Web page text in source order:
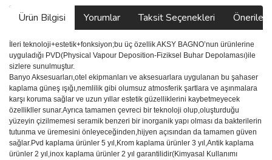
Ürün Bilgisi Yorumlar Taksit Seçenekleri
İleri teknoloji+estetik+fonksiyon;bu üç özellik AKSY BAGNO’nun ürünlerine
uyguladığı PVD(Physical Vapour Deposition-Fiziksel Buhar Depolaması)ile
sizlere sunulmuştur.
Banyo Aksesuarları,otel ekipmanları ve aksesuarlara uygulanan bu şahaser
kaplama güneş ışığı,nemlilik gibi olumsuz atmosferik şartlara ve aşınmalara
karşı koruma sağlar ve uzun yıllar estetik güzelliklerini kaybetmeyecek
özellikller sunar.Ayrıca tamamen çevreci bir teknoloji olup,oluşturduğu
yüzeyin çizilmemesi seramik benzeri bir inorganik yapı olması da bakterilerin
tutunma ve üremesini önleyeceğinden,hijyen açısından da tamamen güven
sağlar.Pvd kaplama ürünler 5 yıl,Krom kaplama ürünler 3 yıl,Antik kaplama
ürünler 2 yıl,inox kaplama ürünler 2 yıl garantilidir(Kimyasal Kullanımı